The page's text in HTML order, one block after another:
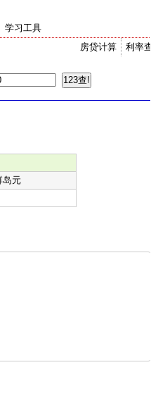
利率查询
房贷计算
学习工具
岛元